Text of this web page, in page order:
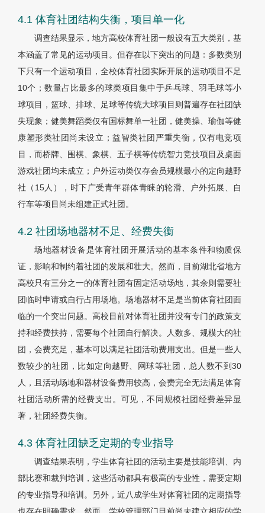
4.1 体育社团结构失衡，项目单一化
调查结果显示，地方高校体育社团一般设有五大类别，基
本涵盖了常见的运动项目。但存在以下突出的问题：多数类别
下只有一个运动项目，全校体育社团实际开展的运动项目不足
10个；数量占比最多的球类项目集中于乒乓球、羽毛球等小
球项目，篮球、排球、足球等传统大球项目则普遍存在社团缺
失现象；健美舞蹈类仅有国标舞单一社团，健美操、瑜伽等健
康塑形类社团尚未设立；益智类社团严重失衡，仅有电竞项
目，而桥牌、围棋、象棋、五子棋等传统智力竞技项目及桌面
游戏社团均未成立；户外运动类仅存会员规模最小的定向越野
社（15人），时下广受青年群体青睐的轮滑、户外拓展、自
行车等项目尚未组建正式社团。
4.2 社团场地器材不足、经费失衡
场地器材设备是体育社团开展活动的基本条件和物质保
证，影响和制约着社团的发展和壮大。然而，目前湖北省地方
高校只有三分之一的体育社团有固定活动场地，其余则需要社
团临时申请或自行占用场地。场地器材不足是当前体育社团面
临的一个突出问题。高校目前对体育社团并没有专门的政策支
持和经费扶持，需要每个社团自行解决。人数多、规模大的社
团，会费充足，基本可以满足社团活动费用支出。但是一些人
数较少的社团，比如定向越野、网球等社团，总人数不到30
人，且活动场地和器材设备费用较高，会费完全无法满足体育
社团活动所需的经费支出。可见，不同规模社团经费差异显
著，社团经费失衡。
4.3 体育社团缺乏定期的专业指导
调查结果表明，学生体育社团的活动主要是技能培训、内
部比赛和裁判培训，这些活动都具有极高的专业性，需要定期
的专业指导和培训。另外，近八成学生对体育社团的定期指导